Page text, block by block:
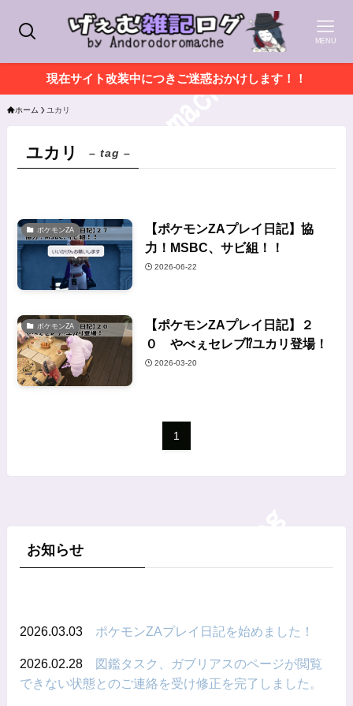
MENU
現在サイト改装中につきご迷惑おかけします！！
ホーム ユカリ
ユカリ – tag –
ポケモンZA
【ポケモンZAプレイ日記】協
力！MSBC、サビ組！！
2026-06-22
ポケモンZA
【ポケモンZAプレイ日記】２
０ やべぇセレブ⁉ユカリ登場！
2026-03-20
1
お知らせ
2026.03.03 ポケモンZAプレイ日記を始めました！
2026.02.28 図鑑タスク、ガブリアスのページが閲覧
できない状態とのご連絡を受け修正を完了しました。